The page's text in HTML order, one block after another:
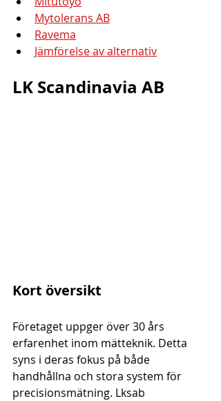
Mytolerans AB
Ravema
Jämförelse av alternativ
LK Scandinavia AB
Kort översikt
Företaget uppger över 30 års
erfarenhet inom mätteknik. Detta
syns i deras fokus på både
handhållna och stora system för
precisionsmätning. Lksab